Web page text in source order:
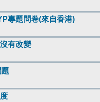
專題問卷(來自香港)
有改變